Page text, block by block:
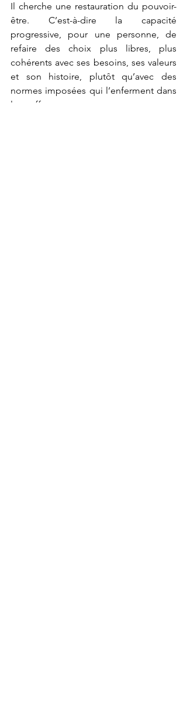
Il cherche une restauration du pouvoir-
être. C’est-à-dire la capacité
progressive, pour une personne, de
refaire des choix plus libres, plus
cohérents avec ses besoins, ses valeurs
et son histoire, plutôt qu’avec des
normes imposées qui l’enferment dans
la souffrance.